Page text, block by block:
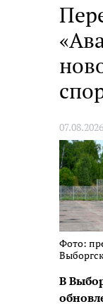
Фото:
В